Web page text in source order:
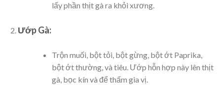
lấy phần thịt gà ra khỏi xương.
Ướp Gà:
Trộn muối, bột tỏi, bột gừng, bột ớt Paprika,
bột ớt thường, và tiêu. Ướp hỗn hợp này lên thịt
gà, bọc kín và để thấm gia vị.